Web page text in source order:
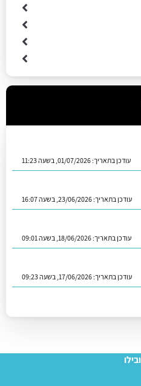
עודכן בתאריך: 23/06/2026, בשעה 16:07
עודכן בתאריך:18/06/2026, בשעה 09:01
עודכן בתאריך: 17/06/2026, בשעה 09:23
עודכן בתאריך:16/06/2026, בשעה 13:05